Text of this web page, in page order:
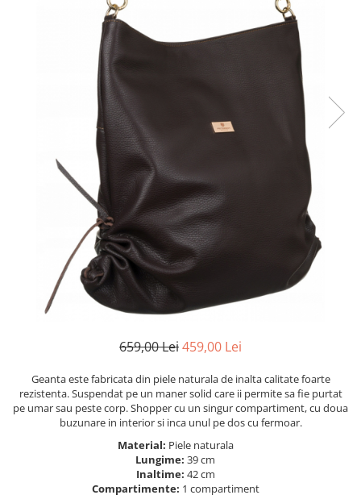
659,00 Lei459,00 Lei
Geanta este fabricata din piele naturala de inalta calitate foarte
rezistenta. Suspendat pe un maner solid care ii permite sa fie purtat
pe umar sau peste corp. Shopper cu un singur compartiment, cu doua
buzunare in interior si inca unul pe dos cu fermoar.
Material: Piele naturala
Lungime: 39 cm
Inaltime: 42 cm
Compartimente: 1 compartiment